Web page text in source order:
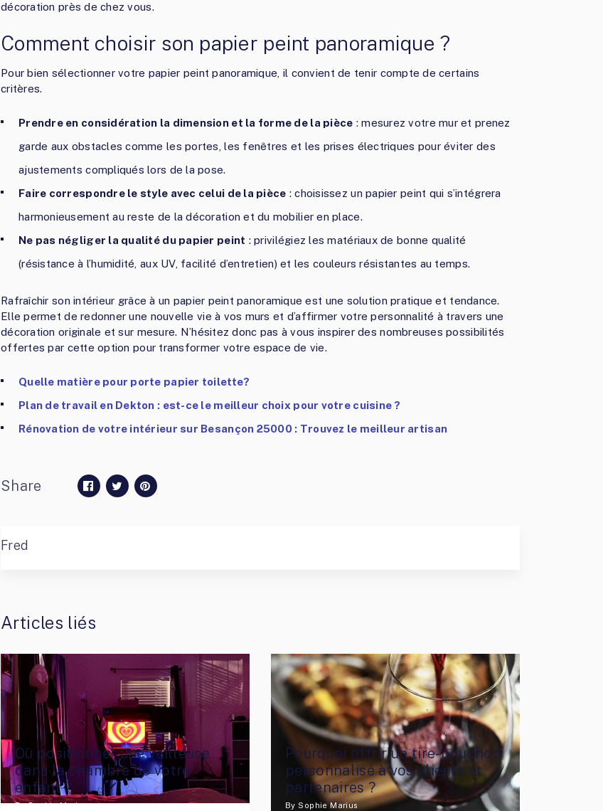
décoration près de chez vous.
Comment choisir son papier peint panoramique ?
Pour bien sélectionner votre papier peint panoramique, il convient de tenir compte de certains
critères.
Prendre en considération la dimension et la forme de la pièce : mesurez votre mur et prenez
garde aux obstacles comme les portes, les fenêtres et les prises électriques pour éviter des
ajustements compliqués lors de la pose.
Faire correspondre le style avec celui de la pièce : choisissez un papier peint qui s’intégrera
harmonieusement au reste de la décoration et du mobilier en place.
Ne pas négliger la qualité du papier peint : privilégiez les matériaux de bonne qualité
(résistance à l’humidité, aux UV, facilité d’entretien) et les couleurs résistantes au temps.
Rafraîchir son intérieur grâce à un papier peint panoramique est une solution pratique et tendance.
Elle permet de redonner une nouvelle vie à vos murs et d’affirmer votre personnalité à travers une
décoration originale et sur mesure. N’hésitez donc pas à vous inspirer des nombreuses possibilités
offertes par cette option pour transformer votre espace de vie.
Quelle matière pour porte papier toilette?
Plan de travail en Dekton : est-ce le meilleur choix pour votre cuisine ?
Rénovation de votre intérieur sur Besançon 25000 : Trouvez le meilleur artisan
Share
Fred
Articles liés
Où positionner une veilleuse
dans la chambre de votre
enfant ?
BySophie Marius
Pourquoi offrir un tire-bouchon
personnalisé à vos clients et
partenaires ?
By Sophie Marius